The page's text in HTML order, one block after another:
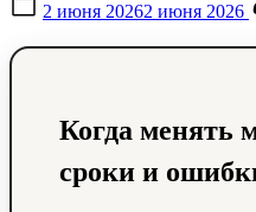
on
2 июня 20262 июня 2026
Когда менять
сроки и